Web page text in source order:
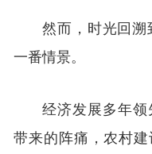
然而，时光回
一番情景。
经济发展多年
带来的阵痛，农村